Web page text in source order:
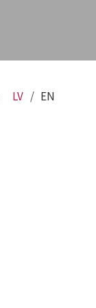
LV EN